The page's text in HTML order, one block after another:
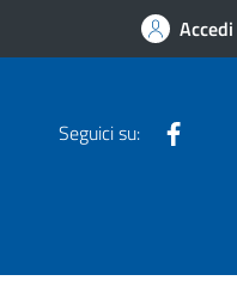
Seguici su: